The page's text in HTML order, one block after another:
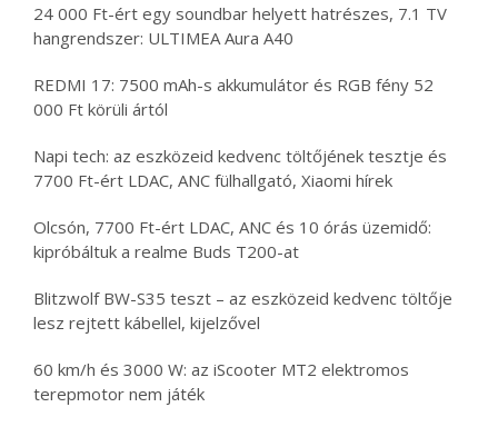
24 000 Ft-ért egy soundbar helyett hatrészes, 7.1 TV
hangrendszer: ULTIMEA Aura A40
REDMI 17: 7500 mAh-s akkumulátor és RGB fény 52
000 Ft körüli ártól
Napi tech: az eszközeid kedvenc töltőjének tesztje és
7700 Ft-ért LDAC, ANC fülhallgató, Xiaomi hírek
Olcsón, 7700 Ft-ért LDAC, ANC és 10 órás üzemidő:
kipróbáltuk a realme Buds T200-at
Blitzwolf BW-S35 teszt – az eszközeid kedvenc töltője
lesz rejtett kábellel, kijelzővel
60 km/h és 3000 W: az iScooter MT2 elektromos
terepmotor nem játék